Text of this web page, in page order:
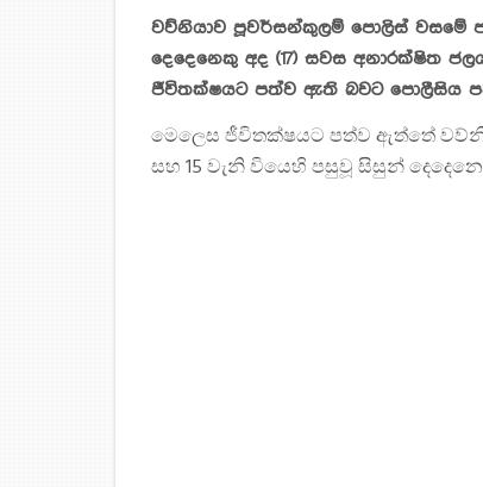
වව්නියාව පූවර්සන්කුලම් පොලිස් වසමේ
දෙදෙනෙකු අද (17) සවස අනාරක්ෂිත
ජීවිතක්ෂයට පත්ව ඇති බවට පොලීසිය
මෙලෙස ජීවිතක්ෂයට පත්ව ඇත්තේ
සහ 15 වැනි වියෙහි පසුවූ සිසුන්